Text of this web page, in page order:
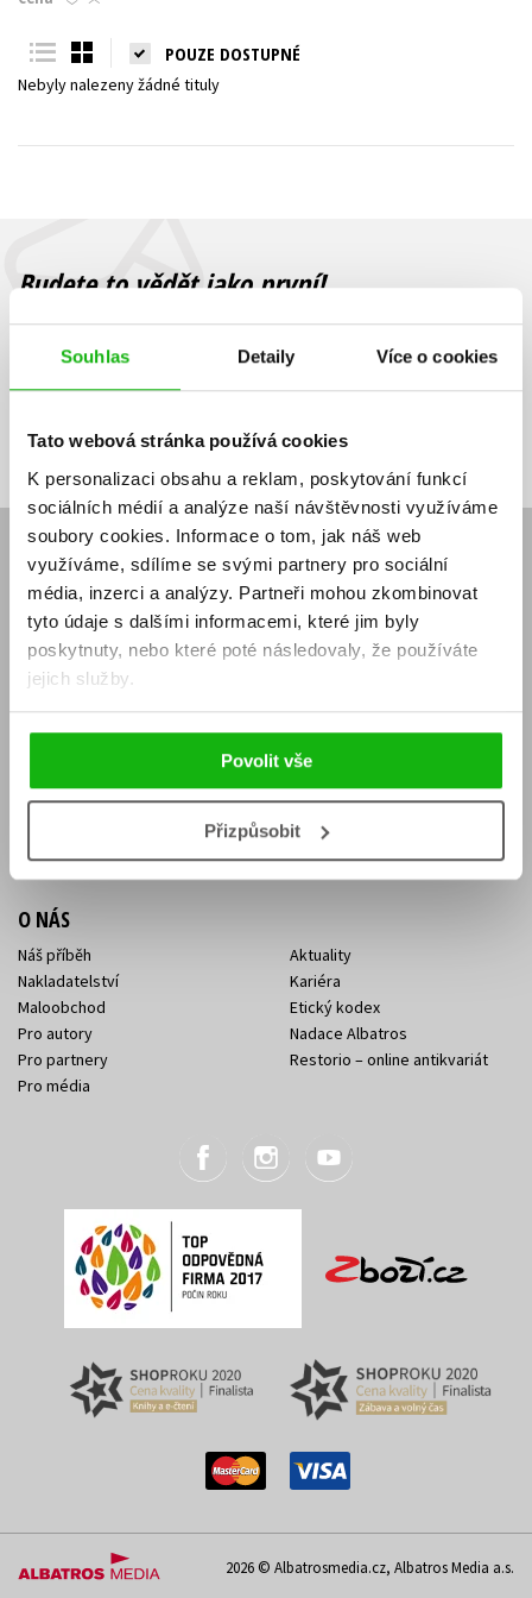
Souhlas Detaily Více o cookies
Tato webová stránka používá cookies
K personalizaci obsahu a reklam, poskytování funkcí
sociálních médií a analýze naší návštěvnosti využíváme
soubory cookies. Informace o tom, jak náš web
využíváme, sdílíme se svými partnery pro sociální
média, inzerci a analýzy. Partneři mohou zkombinovat
tyto údaje s dalšími informacemi, které jim byly
poskytnuty, nebo které poté následovaly, že používáte
jejich služby.
Povolit vše
Přizpůsobit
Young adult (SK)
Všechny tituly
POUZE DOSTUPNÉ
Nebyly nalezeny žádné tituly
Budete to vědět jako první!
Zajímá Vás, jaký knižní hit právě vychází, na jaké zboží je výhodná
sleva, jaká běží soutěž o ceny? Přihlášením k odběru našich e-
souhlasíte se zpracováním osobních údajů
mailová
adresa
mailová
adresa
Vaše e-mailová adresa Přihlásit se
E-SHOP
Aktuality
Naši autoři
Obchodní podmínky
Jak nakoupit
Knižní novinky
Dárkové poukazy
Affiliate program
KONTAKTY
Sídlo společnosti
Kontakty Albatros Media
O NÁS
Náš příběh
Nakladatelství
Maloobchod
Pro autory
Pro partnery
Pro média
Aktuality
Kariéra
Etický kodex
Nadace Albatros
Restorio – online antikvariát
2026 © Albatrosmedia.cz, Albatros Media a.s.